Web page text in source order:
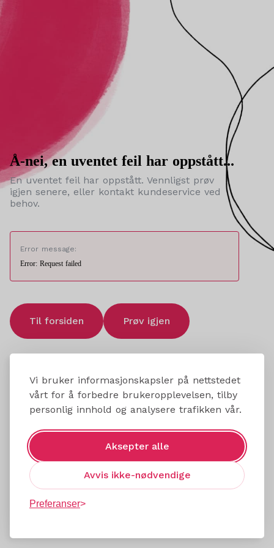
Vi bruker informasjonskapsler på nettstedet
vårt for å forbedre brukeropplevelsen, tilby
personlig innhold og analysere trafikken vår.
Aksepter alle
Avvis ikke-nødvendige
Preferanser
Å-nei, en uventet feil har oppstått...
En uventet feil har oppstått. Vennligst prøv
igjen senere, eller kontakt kundeservice ved
behov.
Error message:
Error: Request failed
Til forsiden Prøv igjen